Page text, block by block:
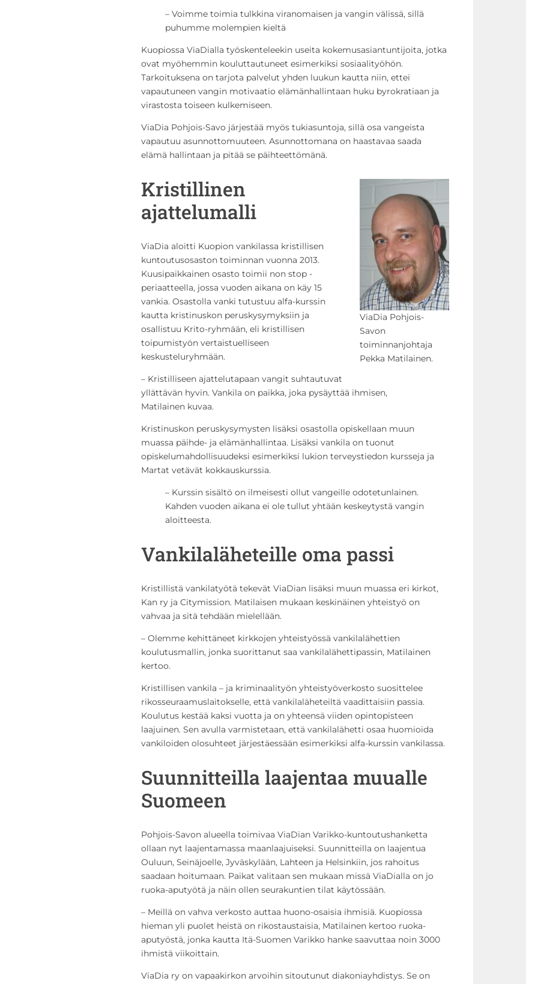
– Voimme toimia tulkkina viranomaisen ja vangin välissä, sillä
puhumme molempien kieltä
Kuopiossa ViaDialla työskenteleekin useita kokemusasiantuntijoita, jotka
ovat myöhemmin kouluttautuneet esimerkiksi sosiaalityöhön.
Tarkoituksena on tarjota palvelut yhden luukun kautta niin, ettei
vapautuneen vangin motivaatio elämänhallintaan huku byrokratiaan ja
virastosta toiseen kulkemiseen.
ViaDia Pohjois-Savo järjestää myös tukiasuntoja, sillä osa vangeista
vapautuu asunnottomuuteen. Asunnottomana on haastavaa saada
elämä hallintaan ja pitää se päihteettömänä.
ViaDia Pohjois-
Savon
toiminnanjohtaja
Pekka Matilainen.
Kristillinen
ajattelumalli
ViaDia aloitti Kuopion vankilassa kristillisen
kuntoutusosaston toiminnan vuonna 2013.
Kuusipaikkainen osasto toimii non stop -
periaatteella, jossa vuoden aikana on käy 15
vankia. Osastolla vanki tutustuu alfa-kurssin
kautta kristinuskon peruskysymyksiin ja
osallistuu Krito-ryhmään, eli kristillisen
toipumistyön vertaistuelliseen
keskusteluryhmään.
– Kristilliseen ajattelutapaan vangit suhtautuvat
yllättävän hyvin. Vankila on paikka, joka pysäyttää ihmisen,
Matilainen kuvaa.
Kristinuskon peruskysymysten lisäksi osastolla opiskellaan muun
muassa päihde- ja elämänhallintaa. Lisäksi vankila on tuonut
opiskelumahdollisuudeksi esimerkiksi lukion terveystiedon kursseja ja
Martat vetävät kokkauskurssia.
– Kurssin sisältö on ilmeisesti ollut vangeille odotetunlainen.
Kahden vuoden aikana ei ole tullut yhtään keskeytystä vangin
aloitteesta.
Vankilaläheteille oma passi
Kristillistä vankilatyötä tekevät ViaDian lisäksi muun muassa eri kirkot,
Kan ry ja Citymission. Matilaisen mukaan keskinäinen yhteistyö on
vahvaa ja sitä tehdään mielellään.
– Olemme kehittäneet kirkkojen yhteistyössä vankilalähettien
koulutusmallin, jonka suorittanut saa vankilalähettipassin, Matilainen
kertoo.
Kristillisen vankila – ja kriminaalityön yhteistyöverkosto suosittelee
rikosseuraamuslaitokselle, että vankilaläheteiltä vaadittaisiin passia.
Koulutus kestää kaksi vuotta ja on yhteensä viiden opintopisteen
laajuinen. Sen avulla varmistetaan, että vankilalähetti osaa huomioida
vankiloiden olosuhteet järjestäessään esimerkiksi alfa-kurssin vankilassa.
Suunnitteilla laajentaa muualle
Suomeen
Pohjois-Savon alueella toimivaa ViaDian Varikko-kuntoutushanketta
ollaan nyt laajentamassa maanlaajuiseksi. Suunnitteilla on laajentua
Ouluun, Seinäjoelle, Jyväskylään, Lahteen ja Helsinkiin, jos rahoitus
saadaan hoitumaan. Paikat valitaan sen mukaan missä ViaDialla on jo
ruoka-aputyötä ja näin ollen seurakuntien tilat käytössään.
– Meillä on vahva verkosto auttaa huono-osaisia ihmisiä. Kuopiossa
hieman yli puolet heistä on rikostaustaisia, Matilainen kertoo ruoka-
aputyöstä, jonka kautta Itä-Suomen Varikko hanke saavuttaa noin 3000
ihmistä viikoittain.
ViaDia ry on vapaakirkon arvoihin sitoutunut diakoniayhdistys. Se on